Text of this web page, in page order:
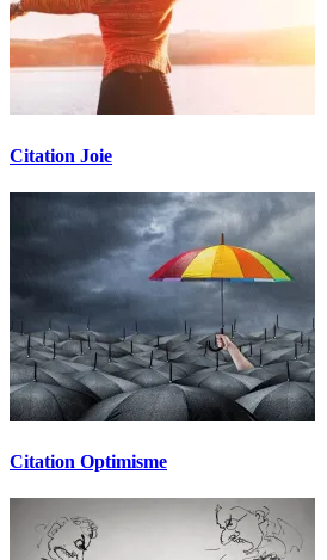
Citation Joie
Citation Optimisme